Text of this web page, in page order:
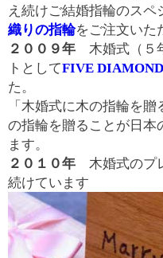
え続けご結婚指輪のスペ
織りの指輪をご注文いた
２００９年 木婚式（５
トとしてFIVE DIAMOND
た。
「木婚式に木の指輪を
の指輪を贈ることが日本
ます。
２０１０年 木婚式のプ
続けています